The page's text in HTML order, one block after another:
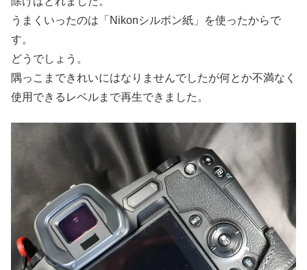
うまくいったのは「Nikonシルボン紙」を使ったからで
す。
どうでしょう。
隅っこまできれいにはなりませんでしたが何とか不満なく
使用できるレベルまで再生できました。